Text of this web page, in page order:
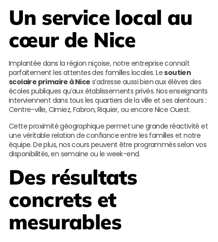
Un service local au
cœur de Nice
Implantée dans la région niçoise, notre entreprise connaît
parfaitement les attentes des familles locales. Lesoutien
scolaire primaire à Nice s’adresse aussi bien aux élèves des
écoles publiques qu’aux établissements privés. Nos enseignants
interviennent dans tous les quartiers de la ville et ses alentours :
Centre-ville, Cimiez, Fabron, Riquier, ou encore Nice Ouest.
Cette proximité géographique permet une grande réactivité et
une véritable relation de confiance entre les familles et notre
équipe. De plus, nos cours peuvent être programmés selon vos
disponibilités, en semaine ou le week-end.
Des résultats
concrets et
mesurables